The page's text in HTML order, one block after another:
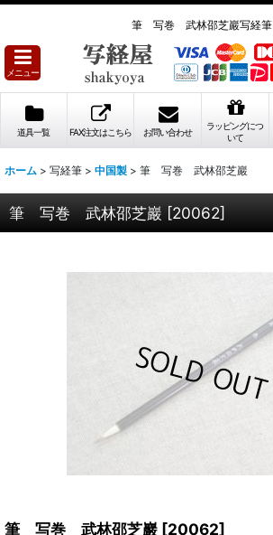
筆 写巻 武林邵芝巖写経筆
メニュー
道具一覧 FAX注文はこちら お問い合わせ
ラッピングにつ
いて
ホーム > 写経筆 > 中国製 > 筆 写巻 武林邵芝巖
筆 写巻 武林邵芝巖 [20062]
筆 写巻 武林邵芝巖 [20062]